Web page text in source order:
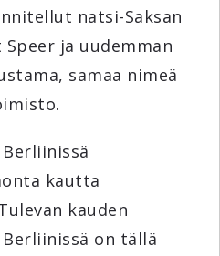
natsi-Saksan
ja uudemman
samaa nimeä
kautta
kauden
on tällä